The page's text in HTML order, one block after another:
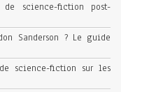
science-fiction post-
Sanderson ? Le guide
science-fiction sur les